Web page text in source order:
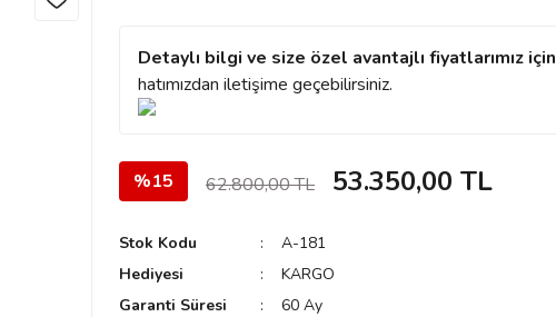
Detaylı bilgi ve size özel avantajlı fiyatlarımız için
hatımızdan iletişime geçebilirsiniz.
%15 62.800,00 TL 53.350,00 TL
Stok Kodu
A-181
Hediyesi
KARGO
Garanti Süresi
60 Ay